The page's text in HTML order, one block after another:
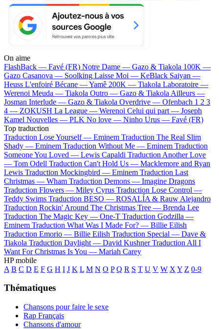
On aime
FlashBack — Favé (FR) Notre Dame — Gazo & Tiakola 100K —
Gazo Casanova — Soolking Laisse Moi — KeBlack Saiyan —
Heuss L'enfoiré Bécane —Yamê 200K — Tiakola Laboratoire —
Werenoi Meuda — Tiakola Outro — Gazo & Tiakola Ailleurs —
Josman Interlude — Gazo & Tiakola Overdrive — Ofenbach 1 2 3
4 — ZOKUSH La League — Werenoi Celui qui part — Joseph
Kamel Nouvelles — PLK No love — Ninho Urus — Favé (FR)
Top traduction
Traduction Lose Yourself — Eminem Traduction The Real Slim
Shady — Eminem Traduction Without Me — Eminem Traduction
Someone You Loved — Lewis Capaldi Traduction Another Love
— Tom Odell Traduction Can't Hold Us — Macklemore and Ryan
Lewis Traduction Mockingbird — Eminem Traduction Last
Christmas — Wham Traduction Demons — Imagine Dragons
Traduction Flowers — Miley Cyrus Traduction Lose Control —
Teddy Swims Traduction BESO — ROSALÍA & Rauw Alejandro
Traduction Rockin' Around The Christmas Tree — Brenda Lee
Traduction The Magic Key — One-T Traduction Godzilla —
Eminem Traduction What Was I Made For? — Billie Eilish
Traduction Emorio — Billie Eilish Traduction Special — Dave &
Tiakola Traduction Daylight — David Kushner Traduction All I
Want For Christmas Is You — Mariah Carey
HP mobile
A B C D E F G H I J K L M N O P Q R S T U V W X Y Z 0-9
Thématiques
Chansons pour faire le sexe
Rap Français
Chansons d'amour